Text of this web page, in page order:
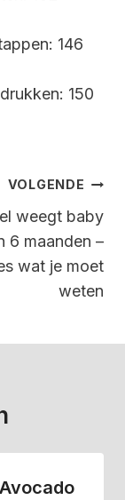
146
150
VOLGENDE
weegt baby
6 maanden –
wat je moet
weten